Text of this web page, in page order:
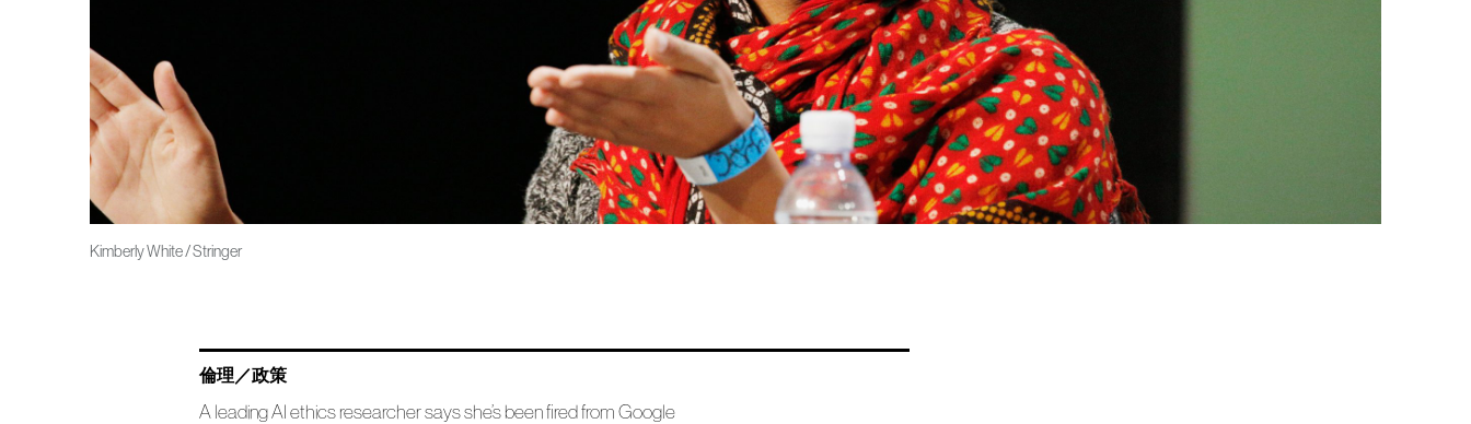
Kimberly White / Stringer
倫理／政策
A leading AI ethics researcher says she’s been fired from Google